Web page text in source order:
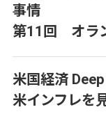
事情
第11回 オラ
米国経済
米インフレを